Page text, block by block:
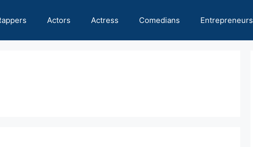
Actors Actress Comedians Entrepreneurs